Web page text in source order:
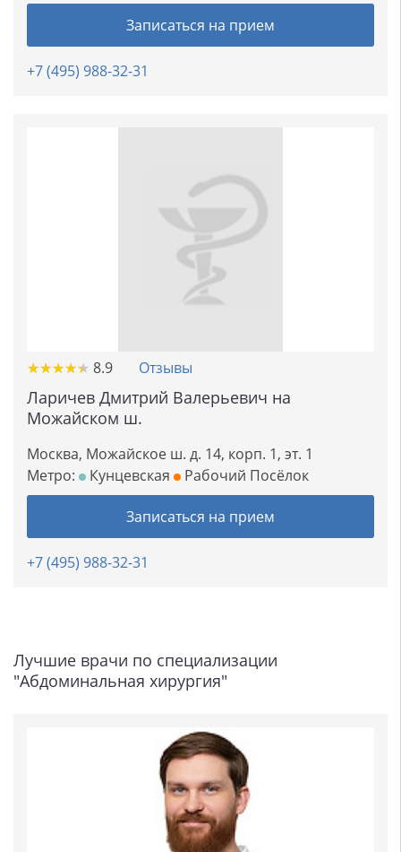
Записаться на прием
+7 (495) 988-32-31
★★★★★
★★★★★ 8.9 Отзывы
Ларичев Дмитрий Валерьевич на
Можайском ш.
Москва, Можайское ш. д. 14, корп. 1, эт. 1
Метро:
Кунцевская Рабочий Посёлок
Записаться на прием
+7 (495) 988-32-31
Лучшие врачи по специализации
"Абдоминальная хирургия"